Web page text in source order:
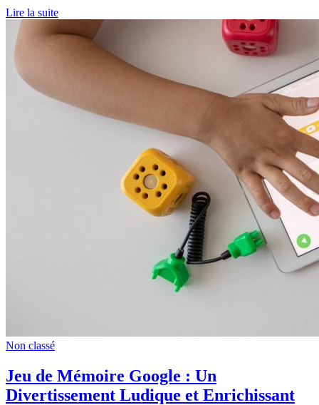
Lire la suite
Non classé
Jeu de Mémoire Google : Un
Divertissement Ludique et Enrichissant